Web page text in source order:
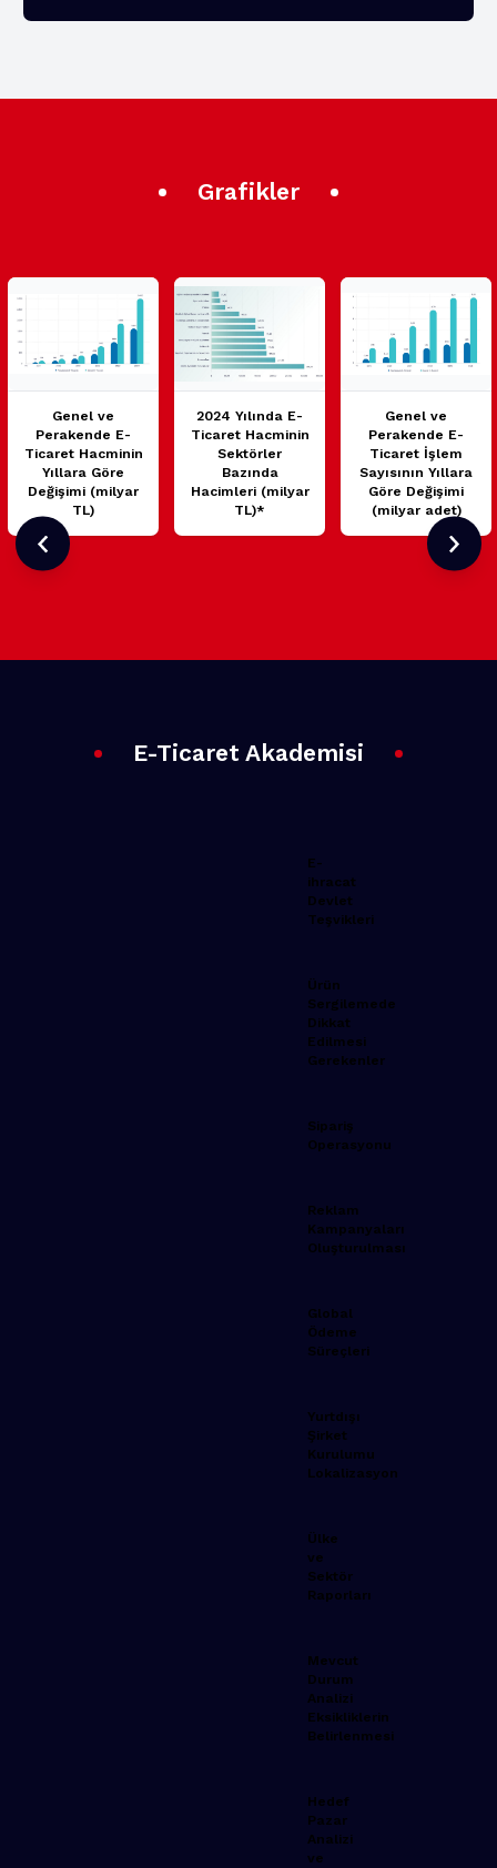
Grafikler
Genel ve
Perakende E-
Ticaret Hacminin
Yıllara Göre
Değişimi (milyar
TL)
2024 Yılında E-
Ticaret Hacminin
Sektörler
Bazında
Hacimleri (milyar
TL)*
Genel ve
Perakende E-
Ticaret İşlem
Sayısının Yıllara
Göre Değişimi
(milyar adet)
E-Ticaret Akademisi
E-
ihracat
Devlet
Teşvikleri
Ürün
Sergilemede
Dikkat
Edilmesi
Gerekenler
Sipariş
Operasyonu
Reklam
Kampanyaları
Oluşturulması
Global
Ödeme
Süreçleri
Yurtdışı
Şirket
Kurulumu
Lokalizasyon
Ülke
ve
Sektör
Raporları
Mevcut
Durum
Analizi
Eksikliklerin
Belirlenmesi
Hedef
Pazar
Analizi
ve